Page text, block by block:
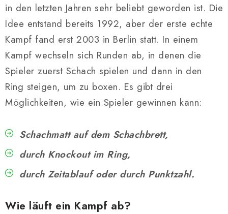
SCHACH GESCHENKE
GESCHÄFTSBEDINGUNGEN
KONTAKT
Kontakt FAQ Über uns
Schachblog
Geschäftsbedingungen
in den letzten Jahren sehr beliebt geworden ist. Die
Idee entstand bereits 1992, aber der erste echte
Kampf fand erst 2003 in Berlin statt. In einem
Kampf wechseln sich Runden ab, in denen die
Spieler zuerst Schach spielen und dann in den
Ring steigen, um zu boxen. Es gibt drei
Möglichkeiten, wie ein Spieler gewinnen kann:
Schachmatt auf dem Schachbrett,
durch Knockout im Ring,
durch Zeitablauf oder durch Punktzahl.
Wie läuft ein Kampf ab?